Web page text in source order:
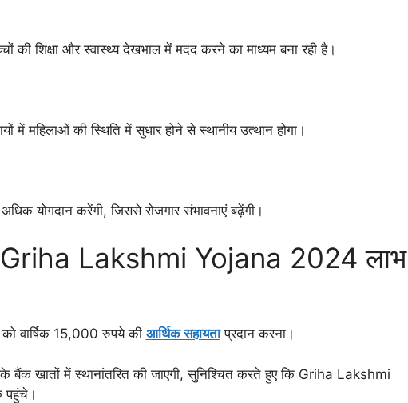
की शिक्षा और स्वास्थ्य देखभाल में मदद करने का माध्यम बना रही है।
में महिलाओं की स्थिति में सुधार होने से स्थानीय उत्थान होगा।
योगदान करेंगी, जिससे रोजगार संभावनाएं बढ़ेंगी।
Lakshmi Yojana 2024 लाभ
वार्षिक 15,000 रुपये की आर्थिक सहायताप्रदान करना।
के बैंक खातों में स्थानांतरित की जाएगी, सुनिश्चित करते हुए कि Griha Lakshmi
पहुंचे।